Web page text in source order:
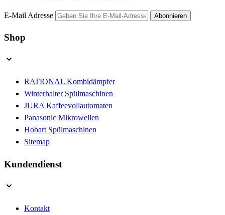
E-Mail Adresse Abonnieren
Shop
RATIONAL Kombidämpfer
Winterhalter Spülmaschinen
JURA Kaffeevollautomaten
Panasonic Mikrowellen
Hobart Spülmaschinen
Sitemap
Kundendienst
Kontakt